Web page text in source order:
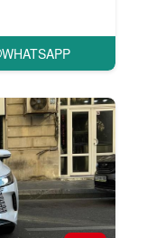
WHATSAPP